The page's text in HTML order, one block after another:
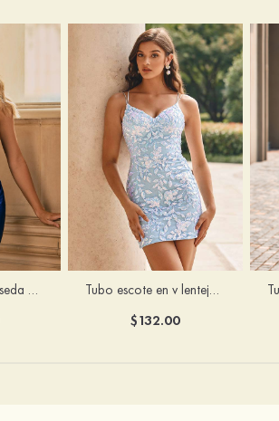
Tubo escote en v seda como el satén corto vestido para homecoming Tubo escote en v lentejuelas corto vestido para homecoming
$132.00